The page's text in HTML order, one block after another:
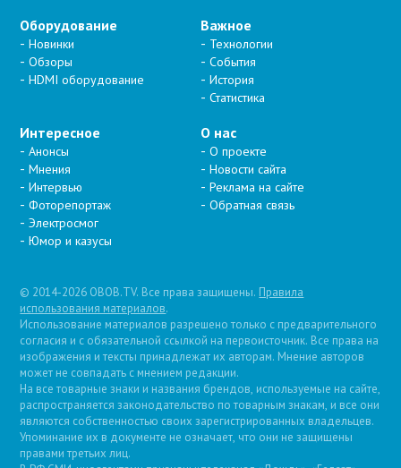
Оборудование
Новинки
Обзоры
HDMI оборудование
Важное
Технологии
События
История
Статистика
Интересное
Анонсы
Мнения
Интервью
Фоторепортаж
Электросмог
Юмор и казусы
О нас
О проекте
Новости сайта
Реклама на сайте
Обратная связь
© 2014-2026 OBOB.TV. Все права защищены. Правила
использования материалов.
Использование материалов разрешено только с предварительного
согласия и с обязательной ссылкой на первоисточник. Все права на
изображения и тексты принадлежат их авторам. Мнение авторов
может не совпадать с мнением редакции.
На все товарные знаки и названия брендов, используемые на сайте,
распространяется законодательство по товарным знакам, и все они
являются собственностью своих зарегистрированных владельцев.
Упоминание их в документе не означает, что они не защищены
правами третьих лиц.